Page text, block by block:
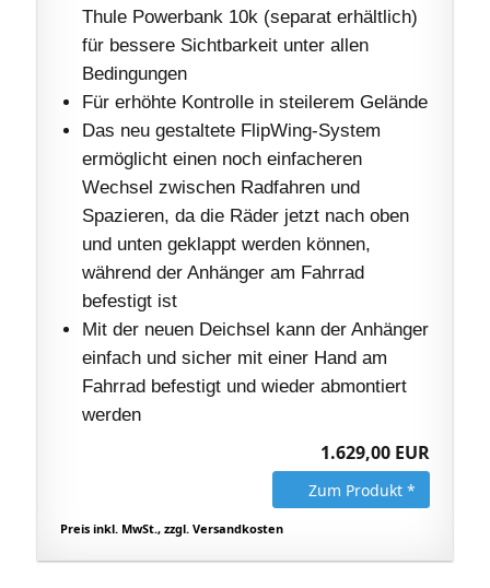
Thule Powerbank 10k (separat erhältlich)
für bessere Sichtbarkeit unter allen
Bedingungen
Für erhöhte Kontrolle in steilerem Gelände
Das neu gestaltete FlipWing-System
ermöglicht einen noch einfacheren
Wechsel zwischen Radfahren und
Spazieren, da die Räder jetzt nach oben
und unten geklappt werden können,
während der Anhänger am Fahrrad
befestigt ist
Mit der neuen Deichsel kann der Anhänger
einfach und sicher mit einer Hand am
Fahrrad befestigt und wieder abmontiert
werden
1.629,00 EUR
Zum Produkt *
Preis inkl. MwSt., zzgl. Versandkosten